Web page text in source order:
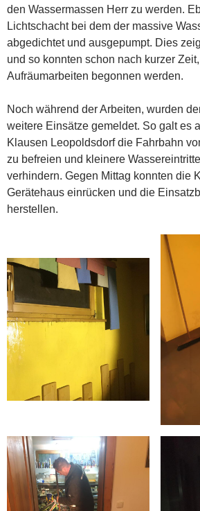
den Wassermassen Herr zu werden.
Lichtschacht bei dem der massive
abgedichtet und ausgepumpt. Dies
und so konnten schon nach kurzer
Aufräumarbeiten begonnen werden.
Noch während der Arbeiten, wurden
weitere Einsätze gemeldet. So galt es
Klausen Leopoldsdorf die Fahrbahn
zu befreien und kleinere
verhindern. Gegen Mittag konnten die
Gerätehaus einrücken und die
herstellen.